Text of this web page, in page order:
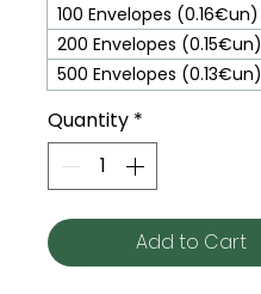
100 Envelopes (0.16€un)
200 Envelopes (0.15€un)
500 Envelopes (0.13€un)
Quantity *
Add to Cart